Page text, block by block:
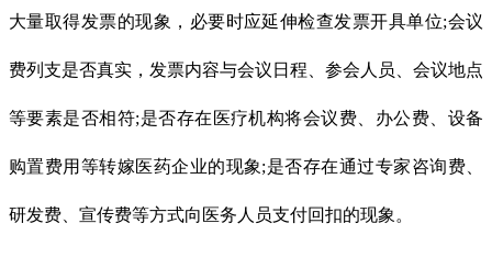
大量取得发票的现象，必要时应延伸检查发票开具单位;会议
费列支是否真实，发票内容与会议日程、参会人员、会议地点
等要素是否相符;是否存在医疗机构将会议费、办公费、设备
购置费用等转嫁医药企业的现象;是否存在通过专家咨询费、
研发费、宣传费等方式向医务人员支付回扣的现象。